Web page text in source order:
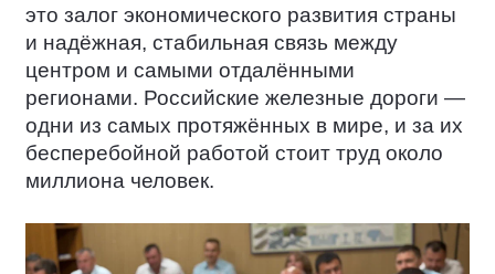
это залог экономического развития страны
и надёжная, стабильная связь между
центром и самыми отдалёнными
регионами. Российские железные дороги —
одни из самых протяжённых в мире, и за их
бесперебойной работой стоит труд около
миллиона человек.